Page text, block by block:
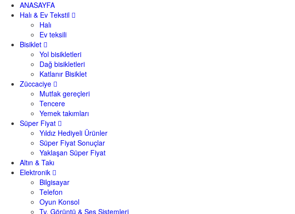
ANASAYFA
Halı & Ev Tekstil
Halı
Ev teksili
Bisiklet
Yol bisikletleri
Dağ bisikletleri
Katlanır Bisiklet
Züccaciye
Mutfak gereçleri
Tencere
Yemek takımları
Süper Fiyat
Yıldız Hediyeli Ürünler
Süper Fiyat Sonuçlar
Yaklaşan Süper Fiyat
Altın & Takı
Elektronik
Bilgisayar
Telefon
Oyun Konsol
Tv, Görüntü & Ses Sistemleri